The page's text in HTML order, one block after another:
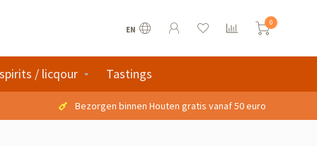
EN
0
/ licqour Tastings
Bezorgen binnen Houten gratis vanaf 50 euro